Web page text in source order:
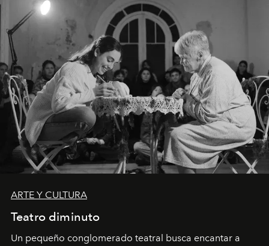
ARTE Y CULTURA
Teatro diminuto
Un pequeño conglomerado teatral busca encantar a